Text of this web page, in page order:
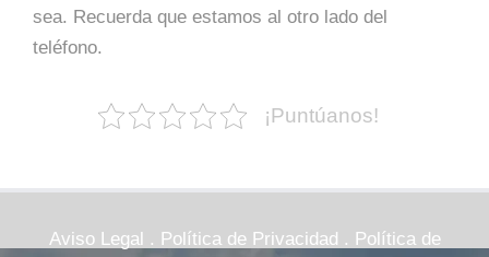
sea. Recuerda que estamos al otro lado del
teléfono.
¡Puntúanos!
Aviso Legal . Política de Privacidad . Política de